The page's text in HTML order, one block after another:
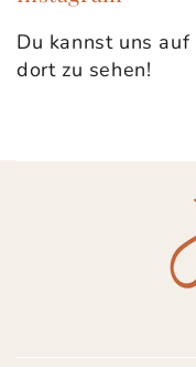
Du kannst uns auf
dort zu sehen!